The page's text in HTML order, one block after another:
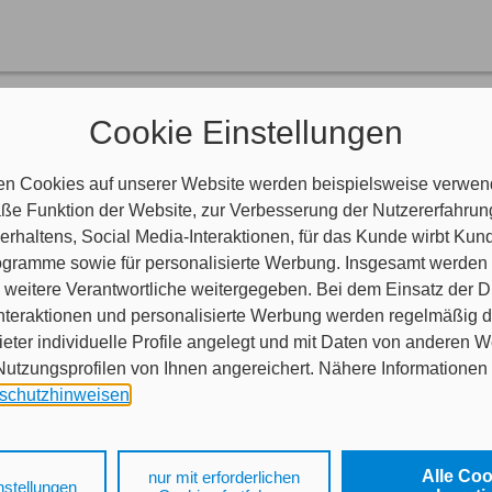
Cookie Einstellungen
Cookies auf unserer Website werden beispielsweise
Funktion der Website, zur Verbesserung der
Social Media-Interaktionen, für das Kunde wirbt
sowie für personalisierte Werbung. Insgesamt werden
Verantwortliche weitergegeben. Bei dem Einsatz der
und personalisierte Werbung werden regelmäßig
individuelle Profile angelegt und mit Daten von anderen
von Ihnen angereichert. Nähere
sowohl der Speicherung der notwendigen
Alle
nur mit erforderlichen
Doppelkarte)
ummelden?
Versicherer versichertes Fahrzeug bei AXA versichern?
anmelden?
bei der Zulassungsstelle benötigen Sie eine 7-stellige
("Doppelkarte") benötigen Sie heute nicht mehr. Hier können